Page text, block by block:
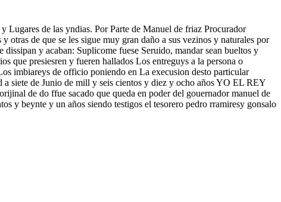
Lugares de las yndias. Por Parte de Manuel de friaz Procurador
otras de que se les sigue muy gran daño a sus vezinos y naturales por
y acaban: Suplicome fuese Seruido, mandar sean bueltos y
que presiesren y fueren hallados Los entreguys a la persona o
imbiareys de officio poniendo en La execusion desto particular
siete de Junio de mill y seis cientos y diez y ocho años YO EL REY
de do ffue sacado que queda en poder del gouernador manuel de
y beynte y un años siendo testigos el tesorero pedro rramiresy gonsalo